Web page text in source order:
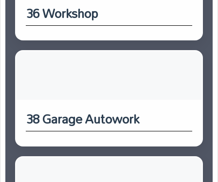
36 Workshop
38 Garage Autowork